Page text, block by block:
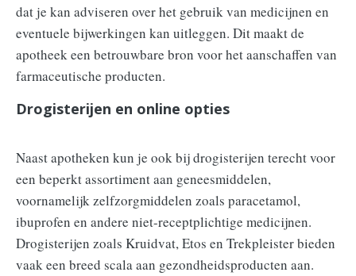
dat je kan adviseren over het gebruik van medicijnen en
eventuele bijwerkingen kan uitleggen. Dit maakt de
apotheek een betrouwbare bron voor het aanschaffen van
farmaceutische producten.
Drogisterijen en online opties
Naast apotheken kun je ook bij drogisterijen terecht voor
een beperkt assortiment aan geneesmiddelen,
voornamelijk zelfzorgmiddelen zoals paracetamol,
ibuprofen en andere niet-receptplichtige medicijnen.
Drogisterijen zoals Kruidvat, Etos en Trekpleister bieden
vaak een breed scala aan gezondheidsproducten aan.